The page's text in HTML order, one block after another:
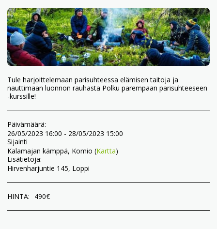
Tule harjoittelemaan parisuhteessa elämisen taitoja ja
nauttimaan luonnon rauhasta Polku parempaan parisuhteeseen
-kurssille!
Päivämäärä:
26/05/2023 16:00 - 28/05/2023 15:00
Sijainti
Kalamajan kämppä, Komio (Kartta)
Lisätietoja:
Hirvenharjuntie 145, Loppi
HINTA: 490€